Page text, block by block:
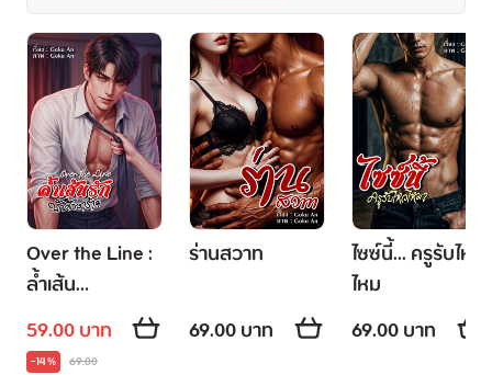
Over the Line :
ล้ำเส้น
รัก...นักศึกษาร้าย
59.00 บาท
-14 % 69.00
ร่านสวาท
69.00 บาท
ไซซ์นี้... ครูรับไหว
ไหม
69.00 บาท